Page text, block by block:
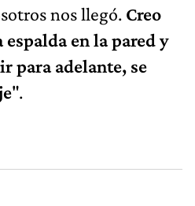
nos llegó. Creo
en la pared y
para adelante, se
".